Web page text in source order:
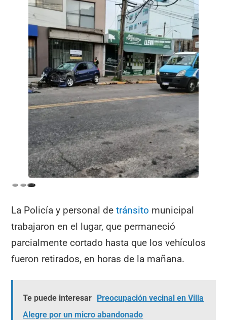
La Policía y personal detránsito municipal
trabajaron en el lugar, que permaneció
parcialmente cortado hasta que los vehículos
fueron retirados, en horas de la mañana.
Te puede interesar Preocupación vecinal en Villa
Alegre por un micro abandonado